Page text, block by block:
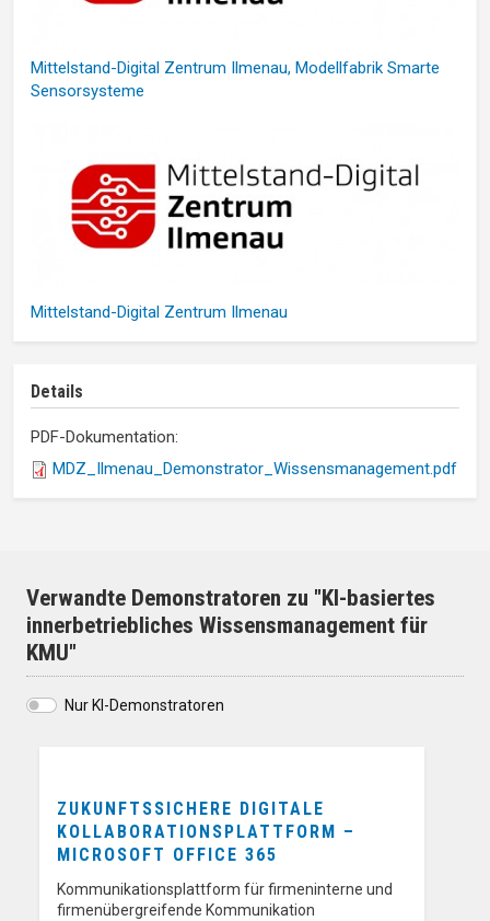
Mittelstand-Digital Zentrum Ilmenau, Modellfabrik Smarte
Sensorsysteme
Mittelstand-Digital Zentrum Ilmenau
Details
PDF-Dokumentation:
MDZ_Ilmenau_Demonstrator_Wissensmanagement.pdf
Verwandte Demonstratoren zu "KI-basiertes
innerbetriebliches Wissensmanagement für
KMU"
Nur KI-Demonstratoren
ZUKUNFTSSICHERE DIGITALE
KOLLABORATIONSPLATTFORM –
MICROSOFT OFFICE 365
Kommunikationsplattform für firmeninterne und
firmenübergreifende Kommunikation